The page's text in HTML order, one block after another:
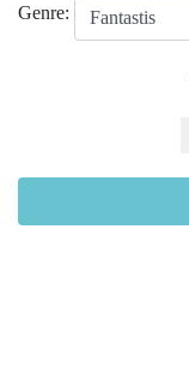
Genre: